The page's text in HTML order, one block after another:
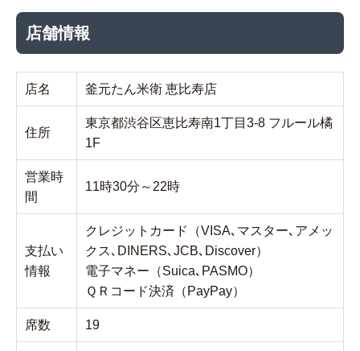
店舗情報
店名 釜元たん米衛 恵比寿店
住所
東京都渋谷区恵比寿南1丁目3-8 フルール橘
1F
営業時
間
11時30分～22時
支払い
情報
クレジットカード（VISA､マスター､アメッ
クス､DINERS､JCB､Discover）
電子マネー（Suica､PASMO）
ＱＲコード決済（PayPay）
席数 19